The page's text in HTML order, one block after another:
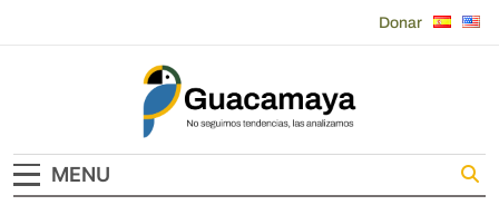
Donar
Guacamaya
MENU